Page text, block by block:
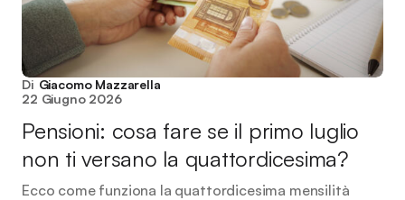
Di Giacomo Mazzarella
22 Giugno 2026
Pensioni: cosa fare se il primo luglio
non ti versano la quattordicesima?
Ecco come funziona la quattordicesima mensilità